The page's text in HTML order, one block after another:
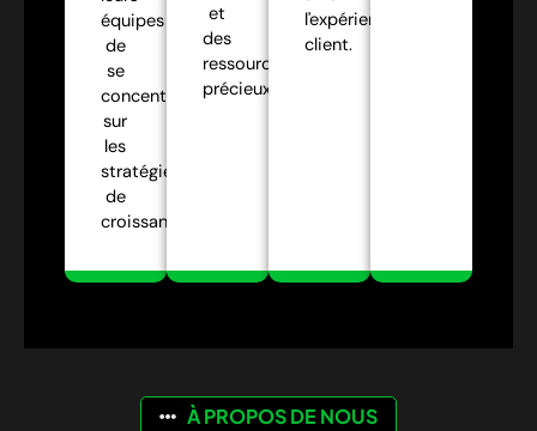
équipes
de
se
concentrer
sur
les
stratégies
de
croissance.
et
des
ressources
précieux.
l'expérience
client.
À PROPOS DE NOUS